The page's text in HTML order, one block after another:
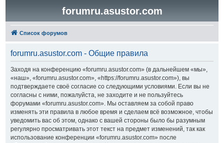
forumru.asustor.com
Список форумов
forumru.asustor.com - Общие правила
Заходя на конференцию «forumru.asustor.com» (в дальнейшем «мы»,
«наш», «forumru.asustor.com», «https://forumru.asustor.com»), вы
подтверждаете своё согласие со следующими условиями. Если вы не
согласны с ними, пожалуйста, не заходите и не пользуйтесь
форумами «forumru.asustor.com». Мы оставляем за собой право
изменять эти правила в любое время и сделаем всё возможное, чтобы
уведомить вас об этом, однако с вашей стороны было бы разумным
регулярно просматривать этот текст на предмет изменений, так как
использование конференции «forumru.asustor.com» после